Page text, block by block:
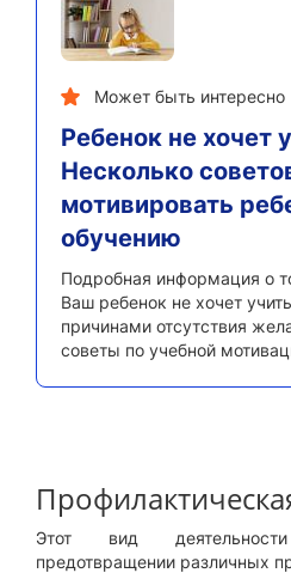
Может быть интересно
Ребенок не хочет
Несколько
мотивировать
обучению
Подробная информация о
Ваш ребенок не хочет
причинами отсутствия
советы по учебной
Этот вид
предотвращении различных